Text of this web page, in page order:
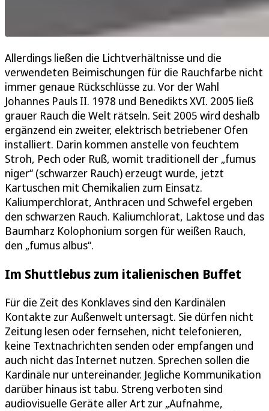
Allerdings ließen die Lichtverhältnisse und die
verwendeten Beimischungen für die Rauchfarbe nicht
immer genaue Rückschlüsse zu. Vor der Wahl
Johannes Pauls II. 1978 und Benedikts XVI. 2005 ließ
grauer Rauch die Welt rätseln. Seit 2005 wird deshalb
ergänzend ein zweiter, elektrisch betriebener Ofen
installiert. Darin kommen anstelle von feuchtem
Stroh, Pech oder Ruß, womit traditionell der „fumus
niger“ (schwarzer Rauch) erzeugt wurde, jetzt
Kartuschen mit Chemikalien zum Einsatz.
Kaliumperchlorat, Anthracen und Schwefel ergeben
den schwarzen Rauch. Kaliumchlorat, Laktose und das
Baumharz Kolophonium sorgen für weißen Rauch,
den „fumus albus“.
Im Shuttlebus zum italienischen Buffet
Für die Zeit des Konklaves sind den Kardinälen
Kontakte zur Außenwelt untersagt. Sie dürfen nicht
Zeitung lesen oder fernsehen, nicht telefonieren,
keine Textnachrichten senden oder empfangen und
auch nicht das Internet nutzen. Sprechen sollen die
Kardinäle nur untereinander. Jegliche Kommunikation
darüber hinaus ist tabu. Streng verboten sind
audiovisuelle Geräte aller Art zur „Aufnahme,